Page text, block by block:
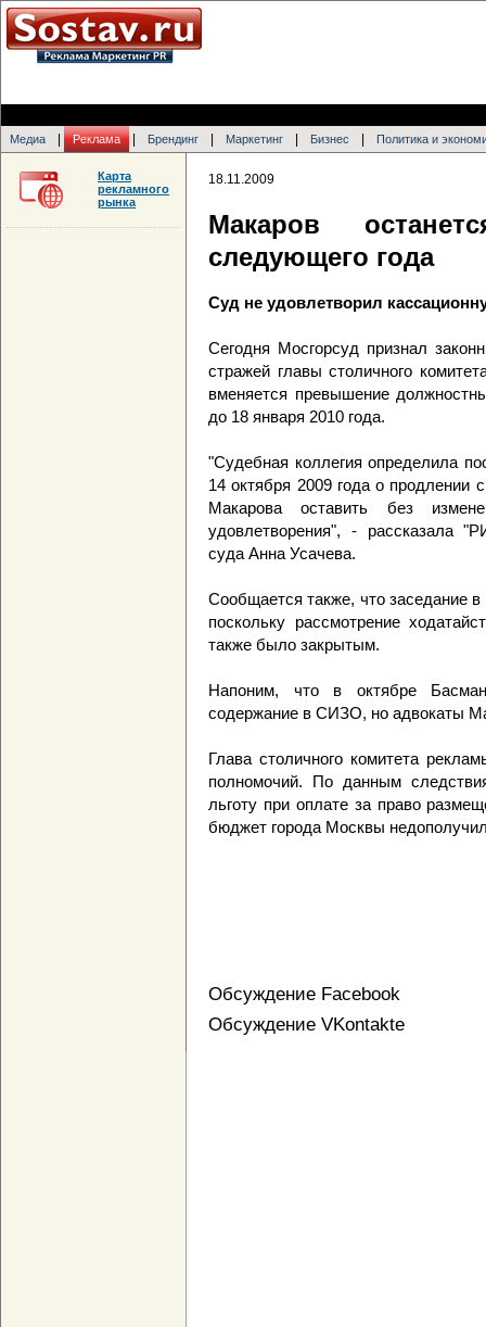
Медиа Реклама Брендинг Маркетинг Бизнес Политика и
18.11.2009
Макаров
следующего года
Суд не удовлетворил
Сегодня Мосгорсуд признал
стражей главы столичного
вменяется превышение
до 18 января 2010 года.
"Судебная коллегия определила
14 октября 2009 года о продлении
Макарова оставить без
удовлетворения", - рассказала
суда Анна Усачева.
Сообщается также, что заседание
поскольку рассмотрение
также было закрытым.
Напоним, что в октябре
содержание в СИЗО, но адвокаты
Глава столичного комитета
полномочий. По данным
льготу при оплате за право
бюджет города Москвы
Обсуждение Facebook
Обсуждение VKontakte
Карта
рекламного
рынка